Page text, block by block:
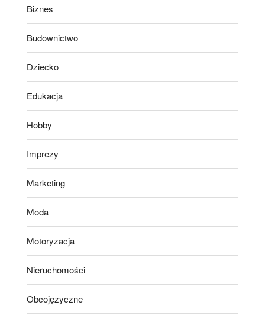
Biznes
Budownictwo
Dziecko
Edukacja
Hobby
Imprezy
Marketing
Moda
Motoryzacja
Nieruchomości
Obcojęzyczne